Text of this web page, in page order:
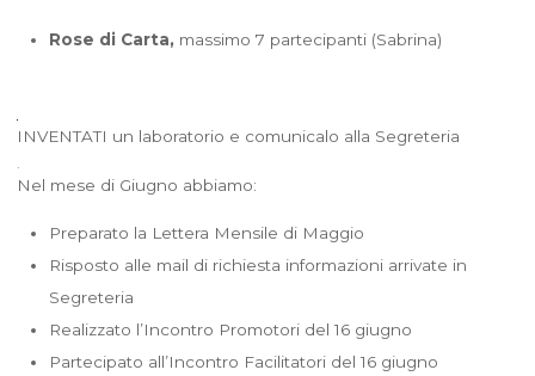
Rose di Carta, massimo 7 partecipanti (Sabrina)
INVENTATI un laboratorio e comunicalo alla Segreteria
Nel mese di Giugno abbiamo:
Preparato la Lettera Mensile di Maggio
Risposto alle mail di richiesta informazioni arrivate in
Segreteria
Realizzato l’Incontro Promotori del 16 giugno
Partecipato all’Incontro Facilitatori del 16 giugno